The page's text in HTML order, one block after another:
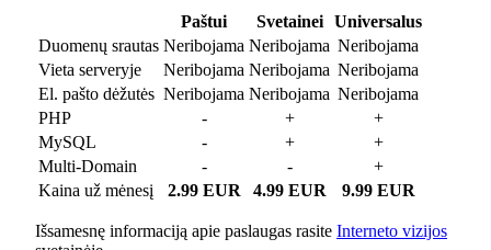
Paštui Svetainei
Universalus
Duomenų srautas Neribojama Neribojama Neribojama
Vieta serveryje
Neribojama Neribojama Neribojama
El. pašto dėžutės Neribojama Neribojama Neribojama
PHP
- +
+
MySQL
- +
+
Multi-Domain
- -
+
Kaina už mėnesį
2.99 EUR 4.99 EUR 9.99 EUR
Išsamesnę informaciją apie paslaugas rasite Interneto vizijos